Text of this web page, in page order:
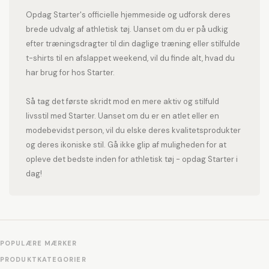
Opdag Starter's officielle hjemmeside og udforsk deres
brede udvalg af athletisk tøj. Uanset om du er på udkig
efter træningsdragter til din daglige træning eller stilfulde
t-shirts til en afslappet weekend, vil du finde alt, hvad du
har brug for hos Starter.
Så tag det første skridt mod en mere aktiv og stilfuld
livsstil med Starter. Uanset om du er en atlet eller en
modebevidst person, vil du elske deres kvalitetsprodukter
og deres ikoniske stil. Gå ikke glip af muligheden for at
opleve det bedste inden for athletisk tøj - opdag Starter i
dag!
POPULÆRE MÆRKER
PRODUKTKATEGORIER